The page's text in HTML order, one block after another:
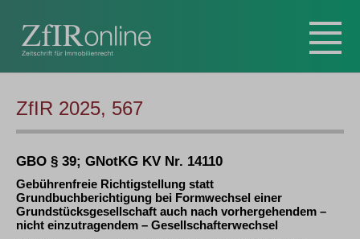
ZfIR 2025, 567
GBO § 39; GNotKG KV Nr. 14110
Gebührenfreie Richtigstellung statt
Grundbuchberichtigung bei Formwechsel einer
Grundstücksgesellschaft auch nach vorhergehendem –
nicht einzutragendem – Gesellschafterwechsel